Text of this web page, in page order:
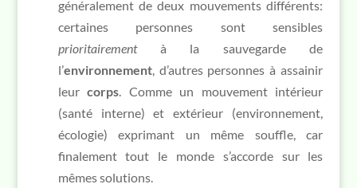
généralement de deux mouvements différents:
certaines personnes sont sensibles
prioritairementà la sauvegarde de
l’environnement, d’autres personnes à assainir
leurcorps. Comme un mouvement intérieur
(santé interne) et extérieur (environnement,
écologie) exprimant un même souffle, car
finalement tout le monde s’accorde sur les
mêmes solutions.